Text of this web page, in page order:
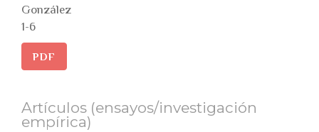
González
1-6
PDF
Artículos (ensayos/investigación
empírica)